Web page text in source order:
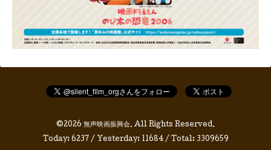
©2026 無声映画振興会. All Rights Reserved.
Today: 6237 / Yesterday: 11684/ Total: 3309659